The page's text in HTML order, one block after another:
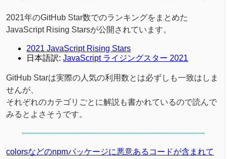
2021年のGitHub Star数でのランキングをまとめた
JavaScript Rising Starsが公開されています。
2021 JavaScript Rising Stars
日本語訳:JavaScript ライジングスター 2021
GitHub Starは実際の人気の利用数とは必ずしも一致はしま
せんが、
それぞれのカテゴリごとに解説も書かれているので読んで
みるとよさそうです。
colorsなどのnpmパッケージに悪意あるコードが含まれて